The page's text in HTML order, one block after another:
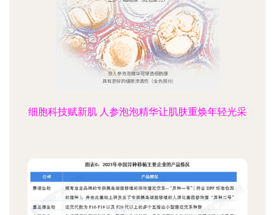
细胞科技赋新肌 人参泡泡精华让肌肤重焕年轻光采